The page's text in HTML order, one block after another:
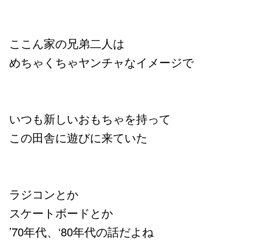
ここん家の兄弟二人は
めちゃくちゃヤンチャなイメージで
いつも新しいおもちゃを持って
この田舎に遊びに来ていた
ラジコンとか
スケートボードとか
’70年代、‘80年代の話だよね